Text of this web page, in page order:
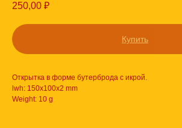
250,00 ₽
Купить
Открытка в форме бутерброда с икрой.
lwh: 150x100x2 mm
Weight: 10 g